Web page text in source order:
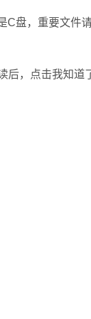
盘，重要文件
后，点击我知道